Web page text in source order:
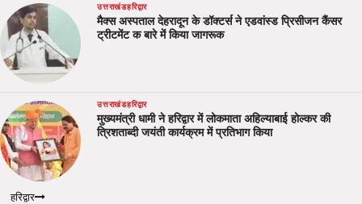
उत्तराखंडहरिद्वार
मैक्स अस्पताल देहरादून के डॉक्टर्स ने एडवांस्ड प्रिसीजन कैंसर
ट्रीटमेंट क बारे में किया जागरूक
उत्तराखंडहरिद्वार
मुख्यमंत्री धामी ने हरिद्वार में लोकमाता अहिल्याबाई होल्कर की
त्रिशताब्दी जयंती कार्यक्रम में प्रतिभाग किया
हरिद्वार